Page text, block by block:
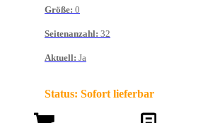
Größe: 0
Seitenanzahl: 32
Aktuell: Ja
Status: Sofort lieferbar